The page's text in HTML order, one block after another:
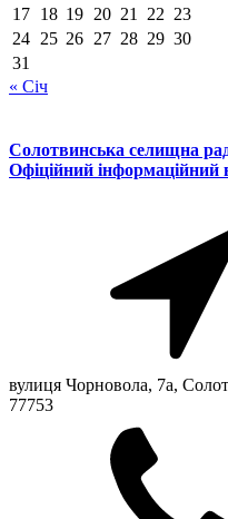
17 18 19 20 21 22 23
24 25 26 27 28 29 30
31
« Січ
Солотвинська селищна
Офіційний інформаційний
вулиця Чорновола, 7a,
77753